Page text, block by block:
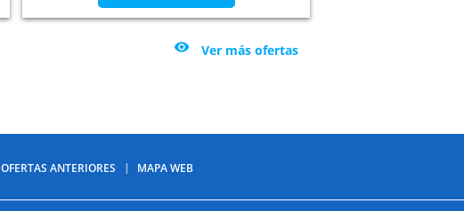
 Ver más ofertas
OFERTAS ANTERIORES MAPA WEB